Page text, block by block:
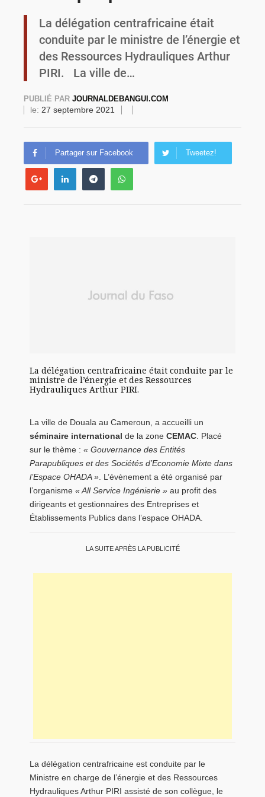
Commémoration du 4 août : Ibrahim Traoré appelle à une mobilisation totale pour la souveraineté nationale
La délégation centrafricaine était
conduite par le ministre de l’énergie et
des Ressources Hydrauliques Arthur
PIRI. La ville de…
PUBLIÉ PAR JOURNALDEBANGUI.COM
le: 27 septembre 2021
Partager sur Facebook Tweetez!
La délégation centrafricaine était conduite par le
ministre de l’énergie et des Ressources
Hydrauliques Arthur PIRI.
La ville de Douala au Cameroun, a accueilli un
séminaire international de la zone CEMAC . Placé
sur le thème : « Gouvernance des Entités
Parapubliques et des Sociétés d’Economie Mixte dans
l’Espace OHADA » . L’évènement a été organisé par
l’organisme « All Service Ingénierie » au profit des
dirigeants et gestionnaires des Entreprises et
Établissements Publics dans l’espace OHADA.
LA SUITE APRÈS LA PUBLICITÉ
La délégation centrafricaine est conduite par le
Ministre en charge de l’énergie et des Ressources
Hydrauliques Arthur PIRI assisté de son collègue, le